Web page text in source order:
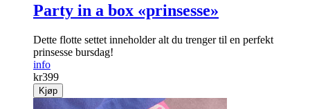
Party in a box «prinsesse»
Dette flotte settet inneholder alt du trenger til en perfekt
prinsesse bursdag!
info
kr399
Kjøp